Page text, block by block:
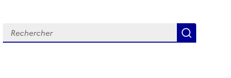
Rechercher